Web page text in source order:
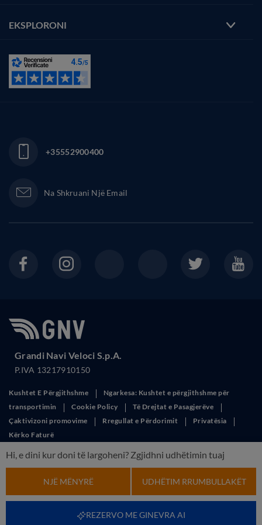
Hi, e dini kur doni të largoheni? Zgjidhni udhëtimin tuaj
NJË MËNYRË UDHËTIM RRUMBULLAKËT
REZERVO ME GINEVRA AI
EKSPLORONI
+35552900400
Na Shkruani Një Email
Grandi Navi Veloci S.p.A.
P.IVA 13217910150
Kushtet E Përgjithshme
Ngarkesa: Kushtet e përgjithshme për
transportimin
Cookie Policy
Të Drejtat e Pasagjerëve
Çaktivizoni promovime
Rregullat e Përdorimit
Privatësia
Kërko Faturë
This site is protected by reCAPTCHA and the GooglePrivacy Policy
Terms of Service